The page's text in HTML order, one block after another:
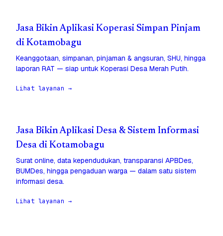
Jasa Bikin Aplikasi Koperasi Simpan Pinjam
di Kotamobagu
Keanggotaan, simpanan, pinjaman & angsuran, SHU, hingga
laporan RAT — siap untuk Koperasi Desa Merah Putih.
Lihat layanan →
Jasa Bikin Aplikasi Desa & Sistem Informasi
Desa di Kotamobagu
Surat online, data kependudukan, transparansi APBDes,
BUMDes, hingga pengaduan warga — dalam satu sistem
informasi desa.
Lihat layanan →